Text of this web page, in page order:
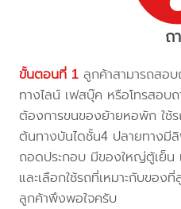
ถ
ขั้นตอนที่ 1 ลูกค้าสามารถสอบ
ทางไลน์ เฟสบุ๊ค หรือโทรสอบ
ต้องการขนของย้ายหอพัก ใช้
ต้นทางบันไดชั้น4 ปลายทางมี
ถอดประกอบ มีของใหญ่ตู้เย็น
และเลือกใช้รถที่เหมาะกับของ
ลูกค้าพึงพอใจครับ